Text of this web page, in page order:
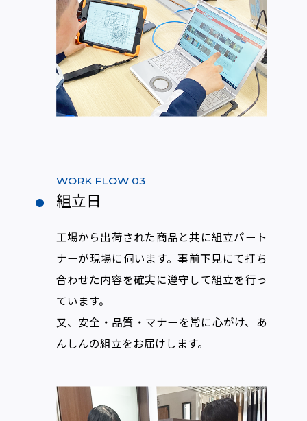
WORK FLOW 03
組立日
工場から出荷された商品と共に組立パート
ナーが現場に伺います。事前下見にて打ち
合わせた内容を確実に遵守して組立を行っ
ています。
又、安全・品質・マナーを常に心がけ、あ
んしんの組立をお届けします。